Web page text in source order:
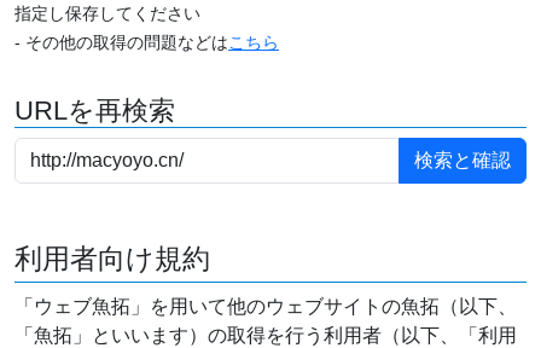
指定し保存してください
- その他の取得の問題などはこちら
URLを再検索
利用者向け規約
「ウェブ魚拓」を用いて他のウェブサイトの魚拓（以下、
「魚拓」といいます）の取得を行う利用者（以下、「利用